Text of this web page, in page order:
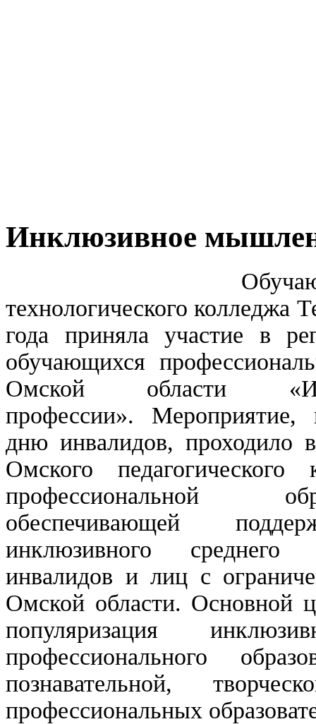
Инклюзивное
технологического колледжа
года приняла участие в
обучающихся
Омской области
профессии».
дню инвалидов, проходило
Омского
профессиональной
обеспечивающей
инклюзивного среднего
инвалидов и лиц с
Омской области. Основной
популяризация
профессионального
познавательной,
профессиональных